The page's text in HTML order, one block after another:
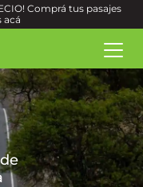
Comprá tus pasajes
acá